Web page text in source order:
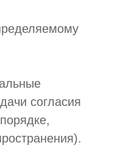
согласия